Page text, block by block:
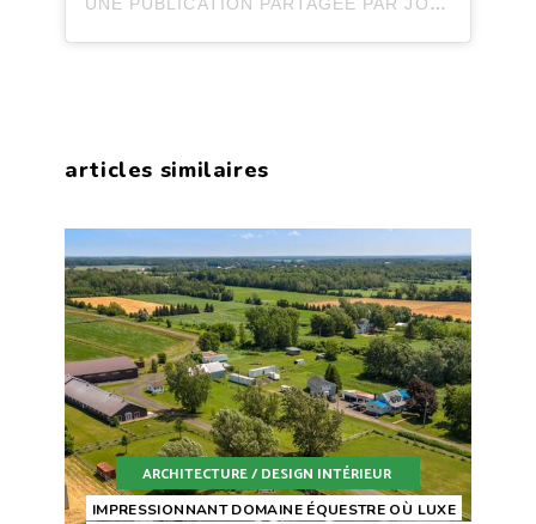
UNE PUBLICATION PARTAGÉE PAR JOLI JOLI DESIGN (@JOLIJOLIDESIGN)
articles similaires
ARCHITECTURE / DESIGN INTÉRIEUR
IMPRESSIONNANT DOMAINE ÉQUESTRE OÙ LUXE